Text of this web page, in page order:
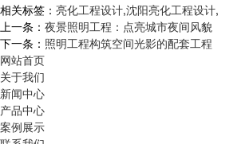
相关标签： 亮化工程设计,沈阳亮化工程设计,
上一条： 夜景照明工程：点亮城市夜间风貌
下一条： 照明工程构筑空间光影的配套工程
网站首页
关于我们
新闻中心
产品中心
案例展示